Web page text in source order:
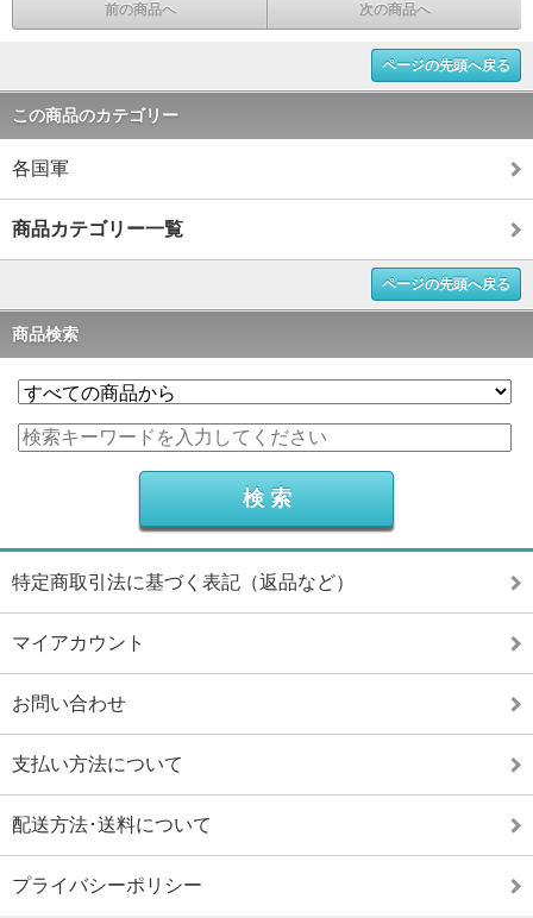
前の商品へ 次の商品へ
ページの先頭へ戻る
この商品のカテゴリー
各国軍
商品カテゴリー一覧
ページの先頭へ戻る
商品検索
特定商取引法に基づく表記（返品など）
マイアカウント
お問い合わせ
支払い方法について
配送方法･送料について
プライバシーポリシー